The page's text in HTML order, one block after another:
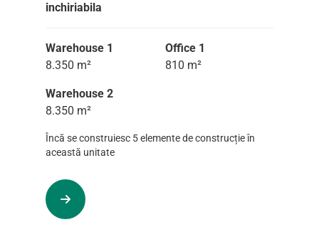
inchiriabila
Warehouse 1
8.350 m²
Office 1
810 m²
Warehouse 2
8.350 m²
Încă se construiesc 5 elemente de construcție în
această unitate